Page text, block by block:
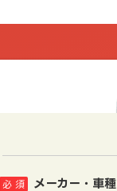
メーカー・車種
必 須